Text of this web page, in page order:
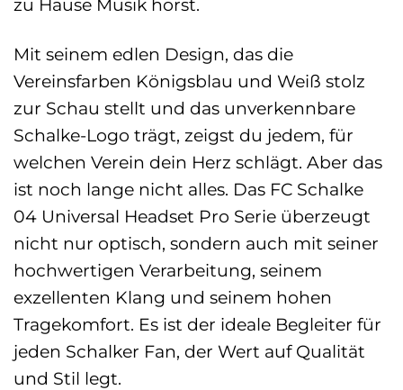
zu Hause Musik hörst.
Mit seinem edlen Design, das die
Vereinsfarben Königsblau und Weiß stolz
zur Schau stellt und das unverkennbare
Schalke-Logo trägt, zeigst du jedem, für
welchen Verein dein Herz schlägt. Aber das
ist noch lange nicht alles. Das FC Schalke
04 Universal Headset Pro Serie überzeugt
nicht nur optisch, sondern auch mit seiner
hochwertigen Verarbeitung, seinem
exzellenten Klang und seinem hohen
Tragekomfort. Es ist der ideale Begleiter für
jeden Schalker Fan, der Wert auf Qualität
und Stil legt.